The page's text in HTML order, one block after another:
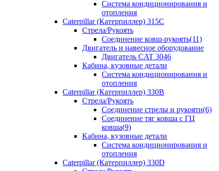
Система кондиционирования и
отопления
Caterpillar (Катерпиллер) 315C
Стрела/Рукоять
Соединение ковш-рукоять(11)
Двигатель и навесное оборудование
Двигатель CAT 3046
Кабина, кузовные детали
Система кондиционирования и
отопления
Caterpillar (Катерпиллер) 330B
Стрела/Рукоять
Соединение стрелы и рукояти(6)
Соединение тяг ковша с ГЦ
ковша(9)
Кабина, кузовные детали
Система кондиционирования и
отопления
Caterpillar (Катерпиллер) 330D